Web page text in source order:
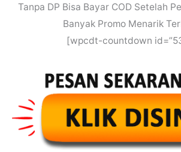
Tanpa DP Bisa Bayar COD Setelah
Banyak Promo Menarik
[wpcdt-countdown